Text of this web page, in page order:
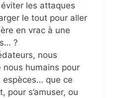
les attaques
le tout pour aller
en vrac à une
?
nous
nous humains pour
espèces… que ce
pour s’amuser, ou